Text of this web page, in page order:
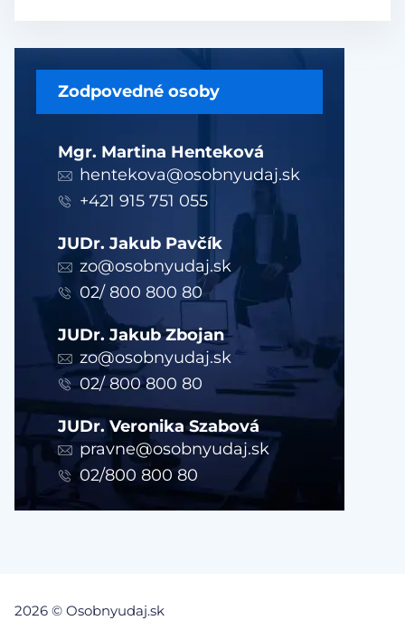
Zodpovedné osoby
Mgr. Martina Henteková
hentekova@osobnyudaj.sk
+421 915 751 055
JUDr. Jakub Pavčík
zo@osobnyudaj.sk
02/ 800 800 80
JUDr. Jakub Zbojan
zo@osobnyudaj.sk
02/ 800 800 80
JUDr. Veronika Szabová
pravne@osobnyudaj.sk
02/800 800 80
2026 © Osobnyudaj.sk